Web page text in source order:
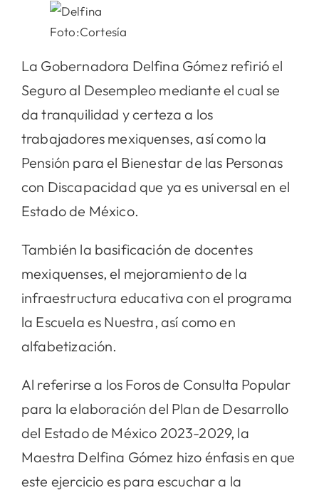
Foto:Cortesía
La Gobernadora Delfina Gómez refirió el
Seguro al Desempleo mediante el cual se
da tranquilidad y certeza a los
trabajadores mexiquenses, así como la
Pensión para el Bienestar de las Personas
con Discapacidad que ya es universal en el
Estado de México.
También la basificación de docentes
mexiquenses, el mejoramiento de la
infraestructura educativa con el programa
la Escuela es Nuestra, así como en
alfabetización.
Al referirse a los Foros de Consulta Popular
para la elaboración del Plan de Desarrollo
del Estado de México 2023-2029, la
Maestra Delfina Gómez hizo énfasis en que
este ejercicio es para escuchar a la